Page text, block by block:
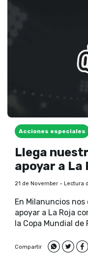
Acciones especiales
Llega
apoyar a La
21 de November Lectura
En Milanuncios
apoyar a La Roja
la Copa Mundial de
Compartir